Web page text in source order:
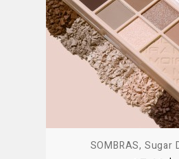
SOMBRAS, Sugar